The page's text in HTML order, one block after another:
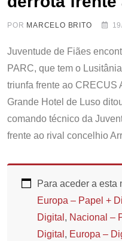
POR MARCELO BRITO
Juventude de Fiães
PARC, que tem o
triunfa frente ao CRECUS
Grande Hotel de Luso
comando técnico da
frente ao rival concelhio
Para aceder a esta
Europa – Papel +
Digital , Nacional –
Digital , Europa –